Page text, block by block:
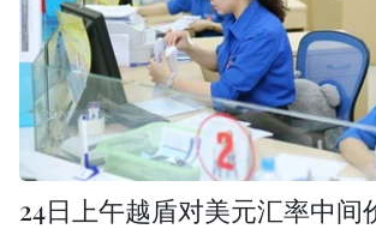
24日上午越盾对美元汇率中间